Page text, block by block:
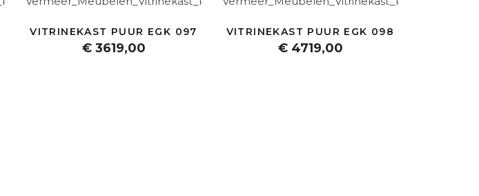
VITRINEKAST PUUR EGK 097
€ 3619,00
VITRINEKAST PUUR EGK 098
€ 4719,00